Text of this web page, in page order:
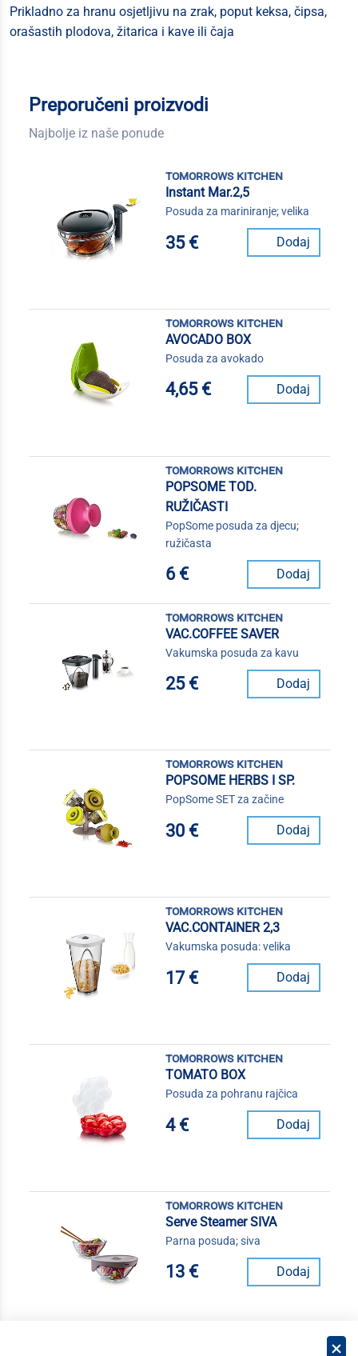
Prikladno za hranu osjetljivu na zrak, poput keksa, čipsa,
orašastih plodova, žitarica i kave ili čaja
Preporučeni proizvodi
Najbolje iz naše ponude
tomorrows kitchen
Instant Mar.2,5
Posuda za mariniranje; velika
35 € Dodaj
tomorrows kitchen
AVOCADO BOX
Posuda za avokado
4,65 € Dodaj
tomorrows kitchen
POPSOME TOD.
RUŽIČASTI
PopSome posuda za djecu;
ružičasta
6 € Dodaj
tomorrows kitchen
VAC.COFFEE SAVER
Vakumska posuda za kavu
25 € Dodaj
tomorrows kitchen
POPSOME HERBS I SP.
PopSome SET za začine
30 € Dodaj
tomorrows kitchen
VAC.CONTAINER 2,3
Vakumska posuda: velika
17 € Dodaj
tomorrows kitchen
TOMATO BOX
Posuda za pohranu rajčica
4 € Dodaj
tomorrows kitchen
Serve Steamer SIVA
Parna posuda; siva
13 € Dodaj